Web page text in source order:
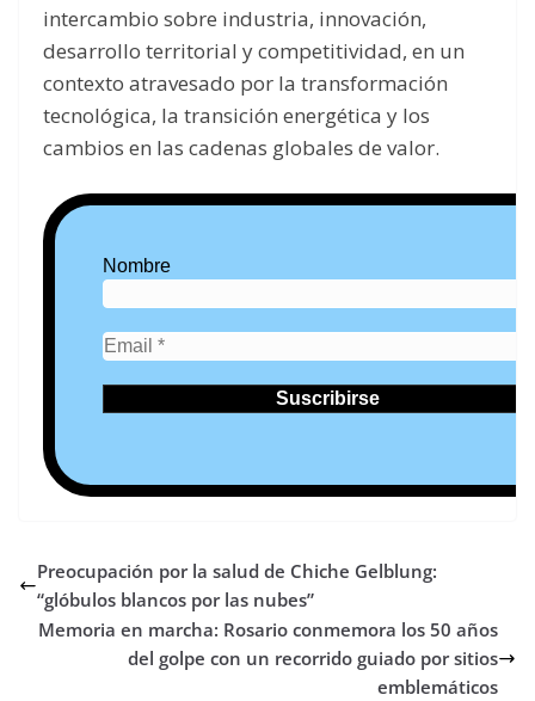
intercambio sobre industria, innovación,
desarrollo territorial y competitividad, en un
contexto atravesado por la transformación
tecnológica, la transición energética y los
cambios en las cadenas globales de valor.
Nombre
Preocupación por la salud de Chiche Gelblung:
“glóbulos blancos por las nubes”
Memoria en marcha: Rosario conmemora los 50 años
del golpe con un recorrido guiado por sitios
emblemáticos